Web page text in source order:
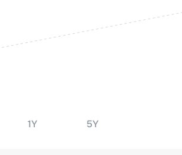
1Y 5Y